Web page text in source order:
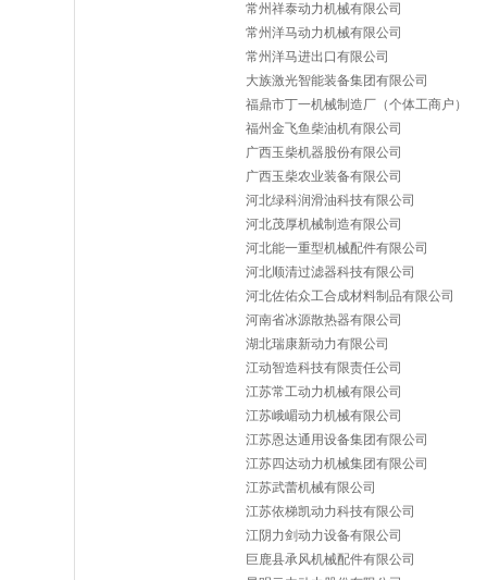
常州祥泰动力机械有限公司
常州洋马动力机械有限公司
常州洋马进出口有限公司
大族激光智能装备集团有限公司
福鼎市丁一机械制造厂（个体工商户）
福州金飞鱼柴油机有限公司
广西玉柴机器股份有限公司
广西玉柴农业装备有限公司
河北绿科润滑油科技有限公司
河北茂厚机械制造有限公司
河北能一重型机械配件有限公司
河北顺清过滤器科技有限公司
河北佐佑众工合成材料制品有限公司
河南省冰源散热器有限公司
湖北瑞康新动力有限公司
江动智造科技有限责任公司
江苏常工动力机械有限公司
江苏峨嵋动力机械有限公司
江苏恩达通用设备集团有限公司
江苏四达动力机械集团有限公司
江苏武蕾机械有限公司
江苏依梯凯动力科技有限公司
江阴力剑动力设备有限公司
巨鹿县承风机械配件有限公司